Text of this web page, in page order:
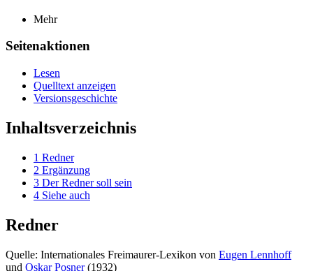
Mehr
Seitenaktionen
Lesen
Quelltext anzeigen
Versionsgeschichte
Inhaltsverzeichnis
1 Redner
2 Ergänzung
3 Der Redner soll sein
4 Siehe auch
Redner
Quelle: Internationales Freimaurer-Lexikon von Eugen Lennhoff
und Oskar Posner(1932)